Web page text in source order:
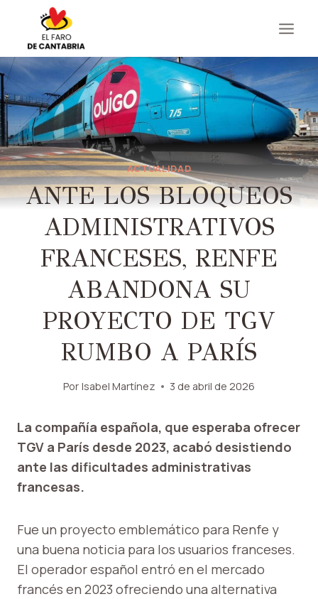
contenido
ACTUALIDAD
ANTE LOS BLOQUEOS
ADMINISTRATIVOS
FRANCESES, RENFE
ABANDONA SU
PROYECTO DE TGV
RUMBO A PARÍS
Por Isabel Martínez 3 de abril de 2026
La compañía española, que esperaba ofrecer
TGV a París desde 2023, acabó desistiendo
ante las dificultades administrativas
francesas.
Fue un proyecto emblemático para Renfe y
una buena noticia para los usuarios franceses.
El operador español entró en el mercado
francés en 2023 ofreciendo una alternativa